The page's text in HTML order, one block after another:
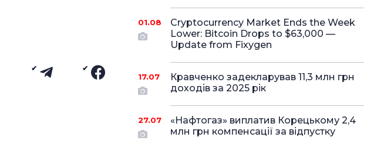
01.08
Cryptocurrency Market Ends the Week
Lower: Bitcoin Drops to $63,000 —
Update from Fixygen
17.07
Кравченко задекларував 11,3 млн грн
доходів за 2025 рік
27.07
«Нафтогаз» виплатив Корецькому 2,4
млн грн компенсації за відпустку